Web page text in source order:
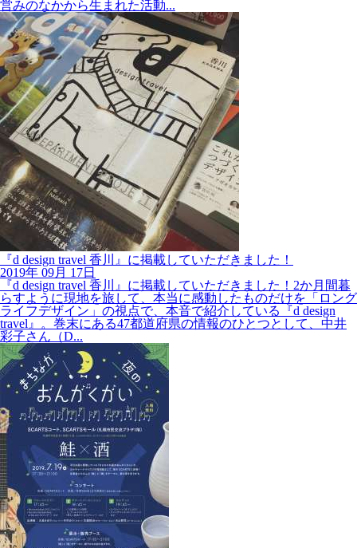
『d design travel 香川』に掲載していただきました！
2019年 09月 17日
『d design travel 香川』に掲載していただきました！2か月間暮
らすように現地を旅して、本当に感動したものだけを「ロング
ライフデザイン」の視点で、本音で紹介している『d design
travel』。巻末にある47都道府県の情報のひとつとして、中井
彩子さん（D...